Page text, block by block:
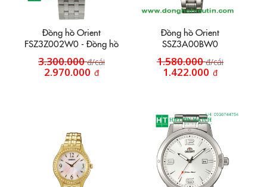
Đồng hồ Orient
FSZ3Z002W0 - Đồng hồ
3.300.000đ/cái
2.970.000 đ
Đồng hồ Orient
SSZ3A00BW0
1.580.000đ/cái
1.422.000 đ